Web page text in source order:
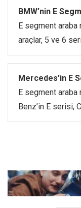
BMW’nin E
E segment araba
araçlar, 5 ve 6
Mercedes’in E
E segment
Benz’in E serisi,